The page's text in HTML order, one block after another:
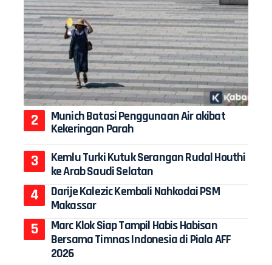
Munich Batasi Penggunaan Air akibat
Kekeringan Parah
Kemlu Turki Kutuk Serangan Rudal Houthi
ke Arab Saudi Selatan
Darije Kalezic Kembali Nahkodai PSM
Makassar
Marc Klok Siap Tampil Habis Habisan
Bersama Timnas Indonesia di Piala AFF
2026